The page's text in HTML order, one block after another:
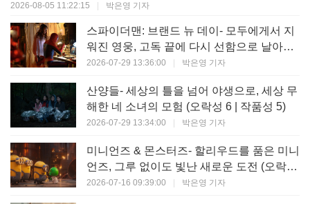
2026-08-05 11:22:15 박은영 기자
스파이더맨: 브랜드 뉴 데이- 모두에게서 지
워진 영웅, 고독 끝에 다시 선함으로 날아오
르다 (오락성 8 | 작품성 8)
2026-07-29 13:36:00 박은영 기자
산양들- 세상의 틀을 넘어 야생으로, 세상 무
해한 네 소녀의 모험 (오락성 6 | 작품성 5)
2026-07-29 13:34:00 박은영 기자
미니언즈 & 몬스터즈- 할리우드를 품은 미니
언즈, 그루 없이도 빛난 새로운 도전 (오락성
7 | 작품성 6)
2026-07-16 09:39:00 박은영 기자